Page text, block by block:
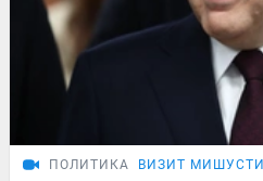
ПОЛИТИКА ВИЗИТ